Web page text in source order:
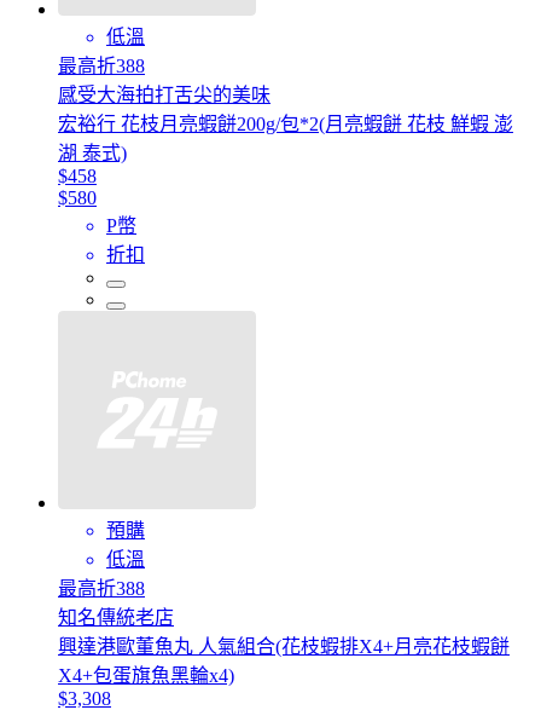
低溫
最高折388
感受大海拍打舌尖的美味
宏裕行 花枝月亮蝦餅200g/包*2(月亮蝦餅 花枝 鮮蝦 澎
湖 泰式)
$458
$580
P幣
折扣
預購
低溫
最高折388
知名傳統老店
興達港歐董魚丸 人氣組合(花枝蝦排X4+月亮花枝蝦餅
X4+包蛋旗魚黑輪x4)
$3,308